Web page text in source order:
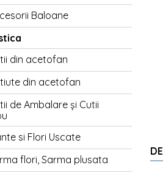
Baloane
din acetofan
din acetofan
de Ambalare și Cutii
si Flori Uscate
flori, Sarma plusata